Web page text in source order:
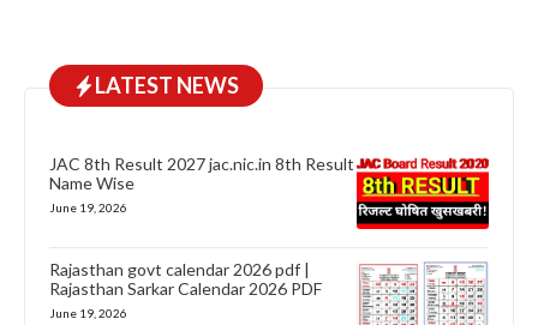
LATEST NEWS
JAC 8th Result 2027 jac.nic.in 8th Result
Name Wise
June 19, 2026
Rajasthan govt calendar 2026 pdf |
Rajasthan Sarkar Calendar 2026 PDF
June 19, 2026